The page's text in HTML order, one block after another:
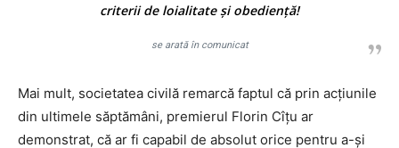
criterii de loialitate şi obedienţă!
se arată în comunicat
Mai mult, societatea civilă remarcă faptul că prin acţiunile
din ultimele săptămâni, premierul Florin Cîţu ar
demonstrat, că ar fi capabil de absolut orice pentru a-și